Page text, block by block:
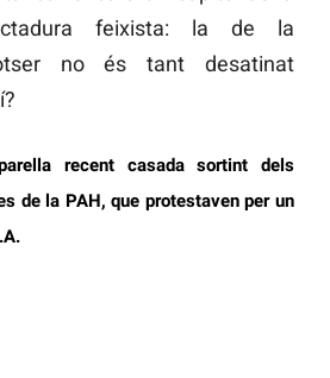
feixista: la de la
no és tant desatinat
recent casada sortint dels
de la PAH, que protestaven per un